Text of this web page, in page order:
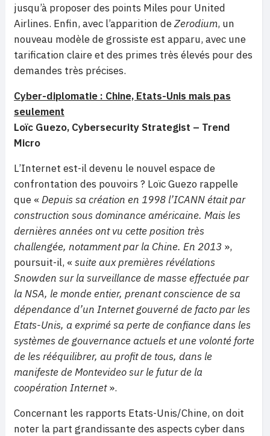
jusqu’à proposer des points Miles pour United
Airlines. Enfin, avec l’apparition deZerodium, un
nouveau modèle de grossiste est apparu, avec une
tarification claire et des primes très élevés pour des
demandes très précises.
Cyber-diplomatie : Chine, Etats-Unis mais pas
seulement
Loïc Guezo, Cybersecurity Strategist – Trend
Micro
L’Internet est-il devenu le nouvel espace de
confrontation des pouvoirs ? Loïc Guezo rappelle
que « Depuis sa création en 1998 l’ICANN était par
construction sous dominance américaine. Mais les
dernières années ont vu cette position très
challengée, notamment par la Chine. En 2013 »,
poursuit-il, « suite aux premières révélations
Snowden sur la surveillance de masse effectuée par
la NSA, le monde entier, prenant conscience de sa
dépendance d’un Internet gouverné de facto par les
Etats-Unis, a exprimé sa perte de confiance dans les
systèmes de gouvernance actuels et une volonté forte
de les rééquilibrer, au profit de tous, dans le
manifeste de Montevideo sur le futur de la
coopération Internet».
Concernant les rapports Etats-Unis/Chine, on doit
noter la part grandissante des aspects cyber dans